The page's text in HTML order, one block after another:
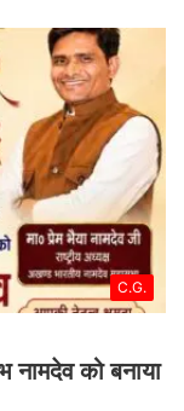
C.G.
नामदेव को बनाया